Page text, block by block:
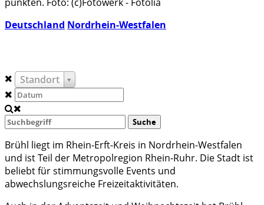
Deutschland Nordrhein-Westfalen
Standort
Suche
Brühl liegt im Rhein-Erft-Kreis in Nordrhein-Westfalen
und ist Teil der Metropolregion Rhein-Ruhr. Die Stadt ist
beliebt für stimmungsvolle Events und
abwechslungsreiche Freizeitaktivitäten.